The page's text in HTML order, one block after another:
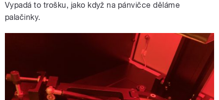
Vypadá to trošku, jako když na pánvičce děláme
palačinky.